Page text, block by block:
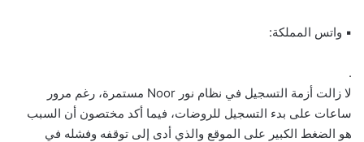
▪ واتس المملكة:
.
لا زالت أزمة التسجيل في نظام نور Noor مستمرة، رغم مرور
ساعات على بدء التسجيل للروضات، فيما أكد مختصون أن السبب
هو الضغط الكبير على الموقع والذي أدى إلى توقفه وفشله في